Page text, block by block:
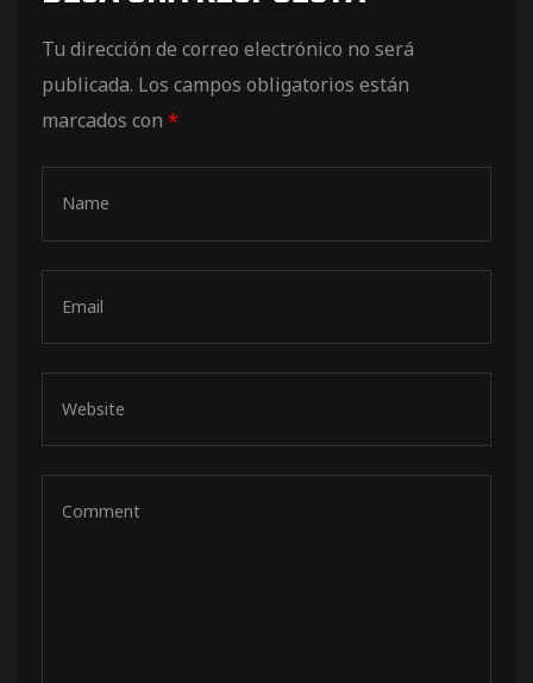
Tu dirección de correo electrónico no será
publicada. Los campos obligatorios están
marcados con *